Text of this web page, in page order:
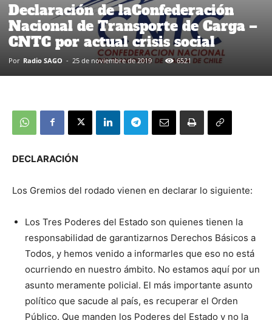
Declaración de laConfederación
Nacional de Transporte de Carga –
CNTC por actual crisis social
Por Radio SAGO - 25 de noviembre de 2019 6521
DECLARACIÓN
Los Gremios del rodado vienen en declarar lo siguiente:
Los Tres Poderes del Estado son quienes tienen la
responsabilidad de garantizarnos Derechos Básicos a
Todos, y hemos venido a informarles que eso no está
ocurriendo en nuestro ámbito. No estamos aquí por un
asunto meramente policial. El más importante asunto
político que sacude al país, es recuperar el Orden
Público. Que manden los Poderes del Estado y no la